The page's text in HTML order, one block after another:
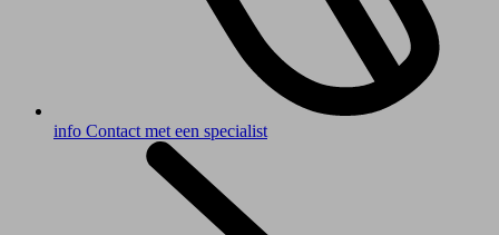
info Contact met een specialist